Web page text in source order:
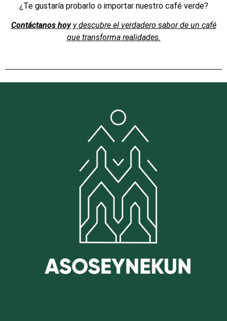
¿Te gustaría probarlo o importar nuestro café verde?
Contáctanos hoyy descubre el verdadero sabor de un café
que transforma realidades.